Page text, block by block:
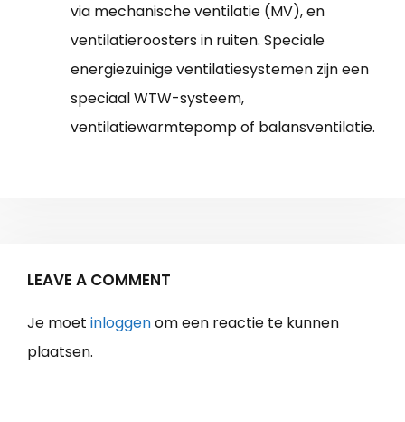
via mechanische ventilatie (MV), en
ventilatieroosters in ruiten. Speciale
energiezuinige ventilatiesystemen zijn een
speciaal WTW-systeem,
ventilatiewarmtepomp of balansventilatie.
LEAVE A COMMENT
Je moet inloggenom een reactie te kunnen
plaatsen.